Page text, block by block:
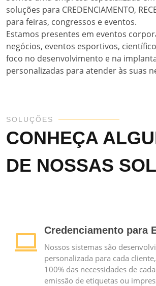
soluções para CREDENCIAMENTO,
para feiras, congressos e eventos.
Estamos presentes em eventos
negócios, eventos esportivos,
foco no desenvolvimento e na
personalizadas para atender às suas
SOLUÇÕES
CONHEÇA
DE NOSSAS
Credenciamento para
Nossos sistemas são
personalizada para cada
100% das necessidades de
emissão de etiquetas ou